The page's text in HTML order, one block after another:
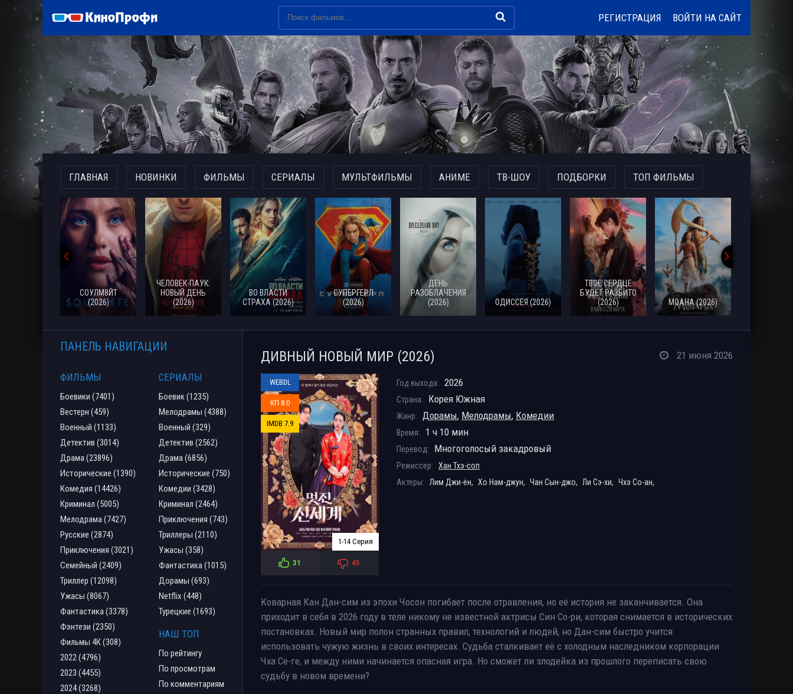
РЕГИСТРАЦИЯ ВОЙТИ НА САЙТ
ГЛАВНАЯ НОВИНКИ ФИЛЬМЫ СЕРИАЛЫ МУЛЬТФИЛЬМЫ АНИМЕ ТВ-ШОУ ПОДБОРКИ ТОП ФИЛЬМЫ
СОУЛМ8ЙТ
(2026)
ЧЕЛОВЕК-ПАУК:
НОВЫЙ ДЕНЬ
(2026)
ВО ВЛАСТИ
СТРАХА (2026)
СУПЕРГЕРЛ
(2026)
ДЕНЬ
РАЗОБЛАЧЕНИЯ
(2026)
ОДИССЕЯ (2026)
ТВОЕ СЕРДЦЕ
БУДЕТ РАЗБИТО
(2026)
МОАНА (2026)
ДИВНЫЙ НОВЫЙ МИР (2026) 21 июня 2026
WEBDL
КП 8.0
IMDB 7.9
1-14 Серия
31 45
Год выхода: 2026
Страна: Корея Южная
Жанр: Дорамы, Мелодрамы, Комедии
Время: 1 ч 10 мин
Перевод: Многоголосый закадровый
Режиссер:
Хан Тхэ-соп
Актеры:
Лим Джи-ён, Хо Нам-джун, Чан Сын-джо, Ли Сэ-хи, Чхэ Со-ан,
Коварная Кан Дан-сим из эпохи Чосон погибает после отравления, но её история не заканчивается. Она
приходит в себя в 2026 году в теле никому не известной актрисы Син Со-ри, которая снимается в исторических
постановках. Новый мир полон странных правил, технологий и людей, но Дан-сим быстро учится
использовать чужую жизнь в своих интересах. Судьба сталкивает её с холодным наследником корпорации
Чха Се-ге, и между ними начинается опасная игра. Но сможет ли злодейка из прошлого переписать свою
судьбу в новом времени?
ПАНЕЛЬ НАВИГАЦИИ
ФИЛЬМЫ
Боевики (7401)
Вестерн (459)
Военный (1133)
Детектив (3014)
Драма (23896)
Исторические (1390)
Комедия (14426)
Криминал (5005)
Мелодрама (7427)
Русские (2874)
Приключения (3021)
Семейный (2409)
Триллер (12098)
Ужасы (8067)
Фантастика (3378)
Фэнтези (2350)
Фильмы 4К (308)
2022 (4796)
2023 (4455)
2024 (3268)
СЕРИАЛЫ
Боевик (1235)
Мелодрамы (4388)
Военный (329)
Детектив (2562)
Драма (6856)
Исторические (750)
Комедии (3428)
Криминал (2464)
Приключения (743)
Триллеры (2110)
Ужасы (358)
Фантастика (1015)
Дорамы (693)
Netflix (448)
Турецкие (1693)
НАШ ТОП
По рейтингу
По просмотрам
По комментариям